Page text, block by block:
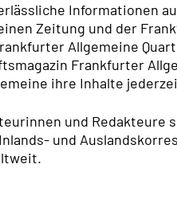
Informationen
Zeitung und der
Allgemeine
Frankfurter
ihre Inhalte
und
und